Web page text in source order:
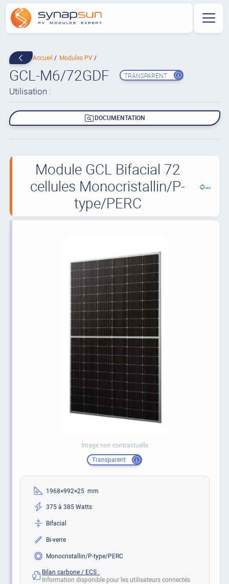
Accueil Modules PV
GCL-M6/72GDF TRANSPARENT
Utilisation :
DOCUMENTATION
Module GCL Bifacial 72
cellules Monocristallin/P-
type/PERC
Image non contractuelle
Transparent
1968×992×25 mm
375 à 385 Watts
Bifacial
Bi-verre
Monocristallin/P-type/PERC
Bilan carbone / ECS :
Information disponible pour les utilisateurs connectés